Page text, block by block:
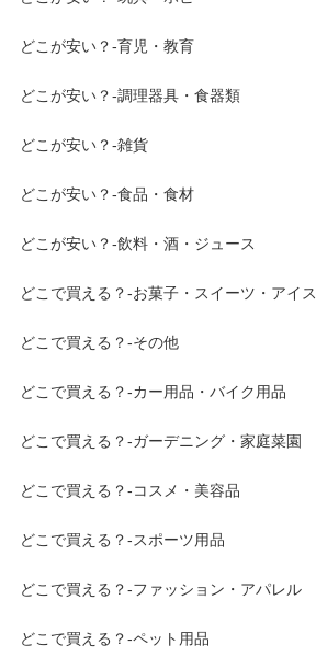
どこが安い？-育児・教育
どこが安い？-調理器具・食器類
どこが安い？-雑貨
どこが安い？-食品・食材
どこが安い？-飲料・酒・ジュース
どこで買える？-お菓子・スイーツ・アイス
どこで買える？-その他
どこで買える？-カー用品・バイク用品
どこで買える？-ガーデニング・家庭菜園
どこで買える？-コスメ・美容品
どこで買える？-スポーツ用品
どこで買える？-ファッション・アパレル
どこで買える？-ペット用品